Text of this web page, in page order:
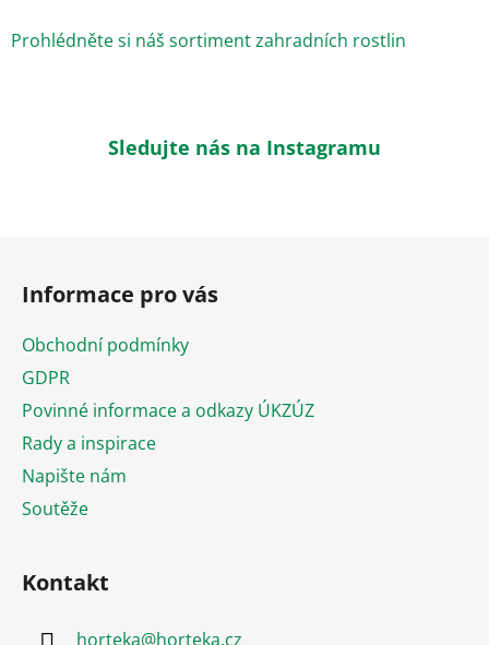
Prohlédněte si náš sortiment zahradních rostlin
Sledujte nás na Instagramu
Informace pro vás
Obchodní podmínky
GDPR
Povinné informace a odkazy ÚKZÚZ
Rady a inspirace
Napište nám
Soutěže
Kontakt
horteka@horteka.cz